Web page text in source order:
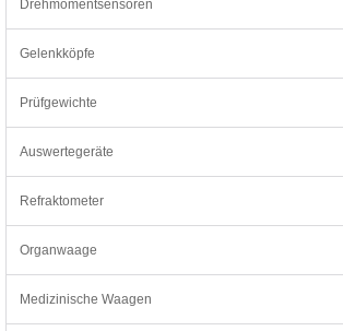
Drehmomentsensoren
Gelenkköpfe
Prüfgewichte
Auswertegeräte
Refraktometer
Organwaage
Medizinische Waagen